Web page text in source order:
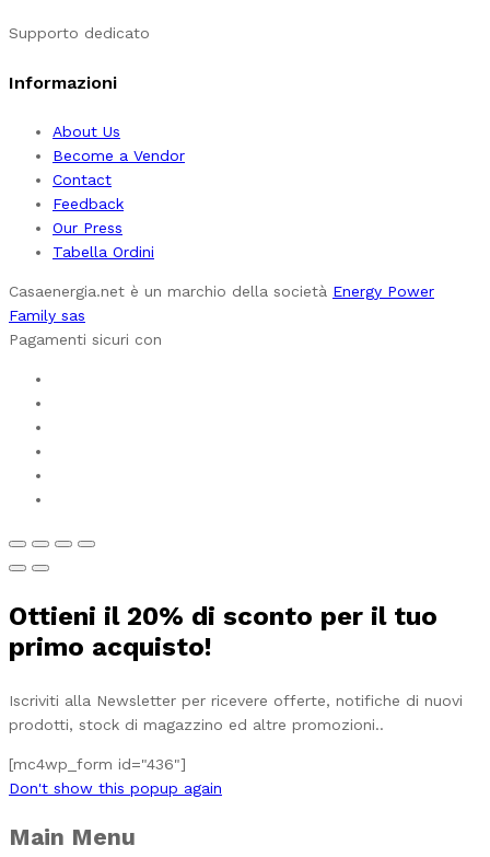
Supporto dedicato
Informazioni
About Us
Become a Vendor
Contact
Feedback
Our Press
Tabella Ordini
Casaenergia.net è un marchio della società Energy Power
Family sas
Pagamenti sicuri con
Ottieni il 20% di sconto per il tuo
primo acquisto!
Iscriviti alla Newsletter per ricevere offerte, notifiche di nuovi
prodotti, stock di magazzino ed altre promozioni..
[mc4wp_form id="436"]
Don't show this popup again
Main Menu